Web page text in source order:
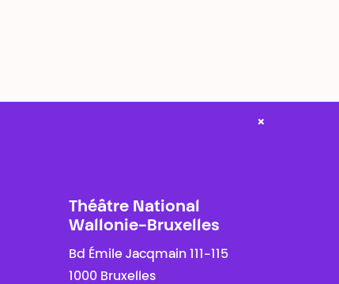
×
Théâtre National
Wallonie-Bruxelles
Bd Émile Jacqmain 111-115
1000 Bruxelles